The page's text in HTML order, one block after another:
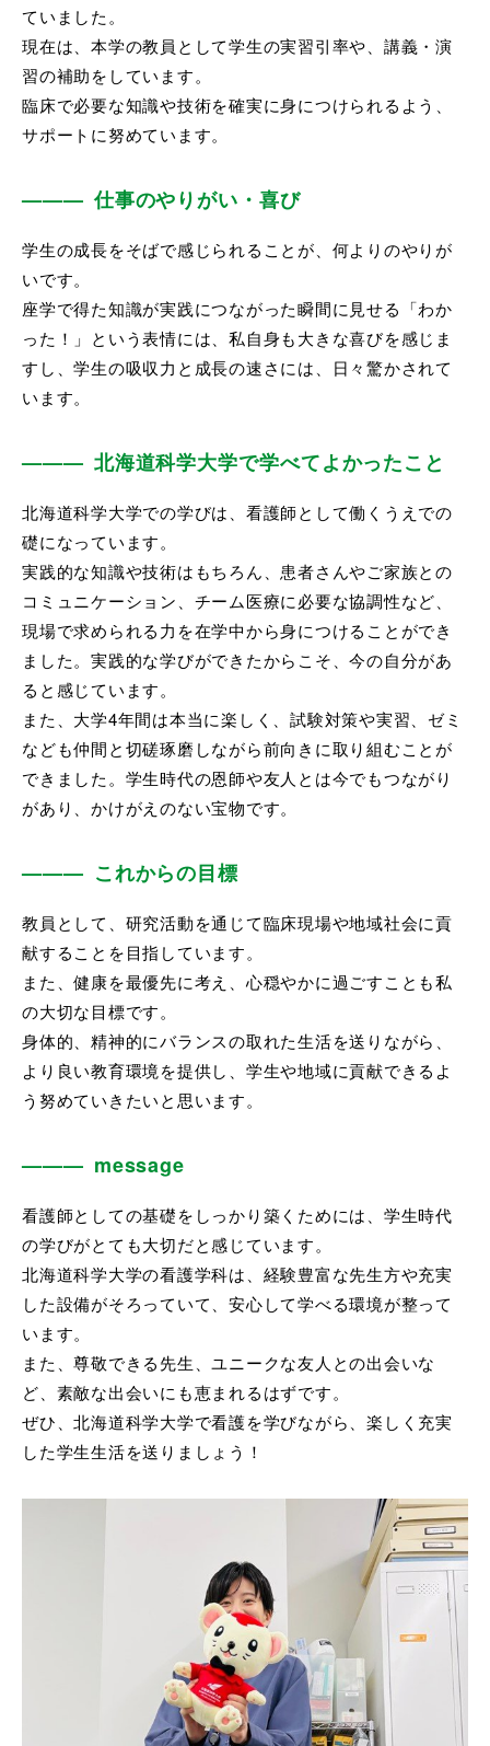
ていました。
現在は、本学の教員として学生の実習引率や、講義・演
習の補助をしています。
臨床で必要な知識や技術を確実に身につけられるよう、
サポートに努めています。
仕事のやりがい・喜び
学生の成長をそばで感じられることが、何よりのやりが
いです。
座学で得た知識が実践につながった瞬間に見せる「わか
った！」という表情には、私自身も大きな喜びを感じま
すし、学生の吸収力と成長の速さには、日々驚かされて
います。
北海道科学大学で学べてよかったこと
北海道科学大学での学びは、看護師として働くうえでの
礎になっています。
実践的な知識や技術はもちろん、患者さんやご家族との
コミュニケーション、チーム医療に必要な協調性など、
現場で求められる力を在学中から身につけることができ
ました。実践的な学びができたからこそ、今の自分があ
ると感じています。
また、大学4年間は本当に楽しく、試験対策や実習、ゼミ
なども仲間と切磋琢磨しながら前向きに取り組むことが
できました。学生時代の恩師や友人とは今でもつながり
があり、かけがえのない宝物です。
これからの目標
教員として、研究活動を通じて臨床現場や地域社会に貢
献することを目指しています。
また、健康を最優先に考え、心穏やかに過ごすことも私
の大切な目標です。
身体的、精神的にバランスの取れた生活を送りながら、
より良い教育環境を提供し、学生や地域に貢献できるよ
う努めていきたいと思います。
message
看護師としての基礎をしっかり築くためには、学生時代
の学びがとても大切だと感じています。
北海道科学大学の看護学科は、経験豊富な先生方や充実
した設備がそろっていて、安心して学べる環境が整って
います。
また、尊敬できる先生、ユニークな友人との出会いな
ど、素敵な出会いにも恵まれるはずです。
ぜひ、北海道科学大学で看護を学びながら、楽しく充実
した学生生活を送りましょう！